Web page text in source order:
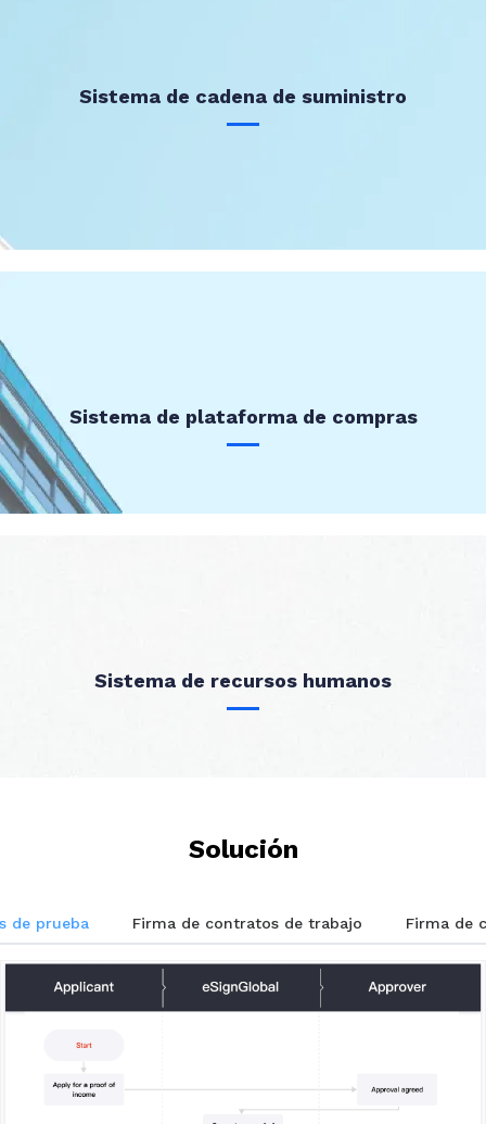
Sistema de cadena de suministro
Sistema de plataforma de compras
Sistema de recursos humanos
Solución
de prueba Firma de contratos de trabajo Firma de